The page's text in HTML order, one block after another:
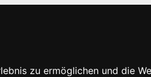
zu ermöglichen und die